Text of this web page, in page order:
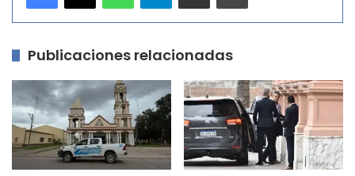
Publicaciones relacionadas